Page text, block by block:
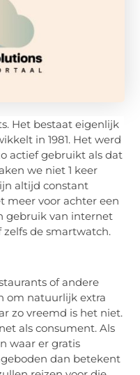
Het bestaat eigenlijk
in 1981. Het werd
actief gebruikt als dat
we niet 1 keer
altijd constant
meer voor achter een
gebruik van internet
de smartwatch.
of andere
om natuurlijk extra
zo vreemd is het niet.
als consument. Als
waar er gratis
dan betekent